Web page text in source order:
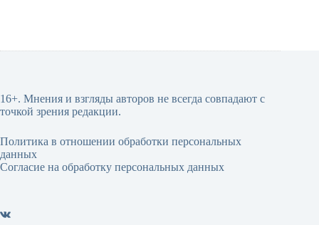
16+. Мнения и взгляды авторов не всегда совпадают с
точкой зрения редакции.
Политика в отношении обработки персональных
данных
Согласие на обработку персональных данных